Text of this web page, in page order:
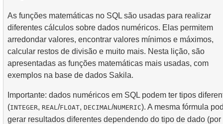
As funções matemáticas no SQL são usadas para realizar
diferentes cálculos sobre dados numéricos. Elas permitem
arredondar valores, encontrar valores mínimos e máximos,
calcular restos de divisão e muito mais. Nesta lição, são
apresentadas as funções matemáticas mais usadas, com
exemplos na base de dados Sakila.
Importante: dados numéricos em SQL podem ter tipos
(INTEGER, REAL /FLOAT, DECIMAL /NUMERIC). A mesma fórmula
gerar resultados diferentes dependendo do tipo de dado (por